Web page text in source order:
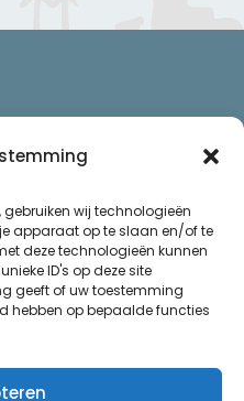
wij technologieën
apparaat op te slaan en/of te
deze technologieën kunnen
ID's op deze site
geeft of uw toestemming
hebben op bepaalde functies
voorwaarden